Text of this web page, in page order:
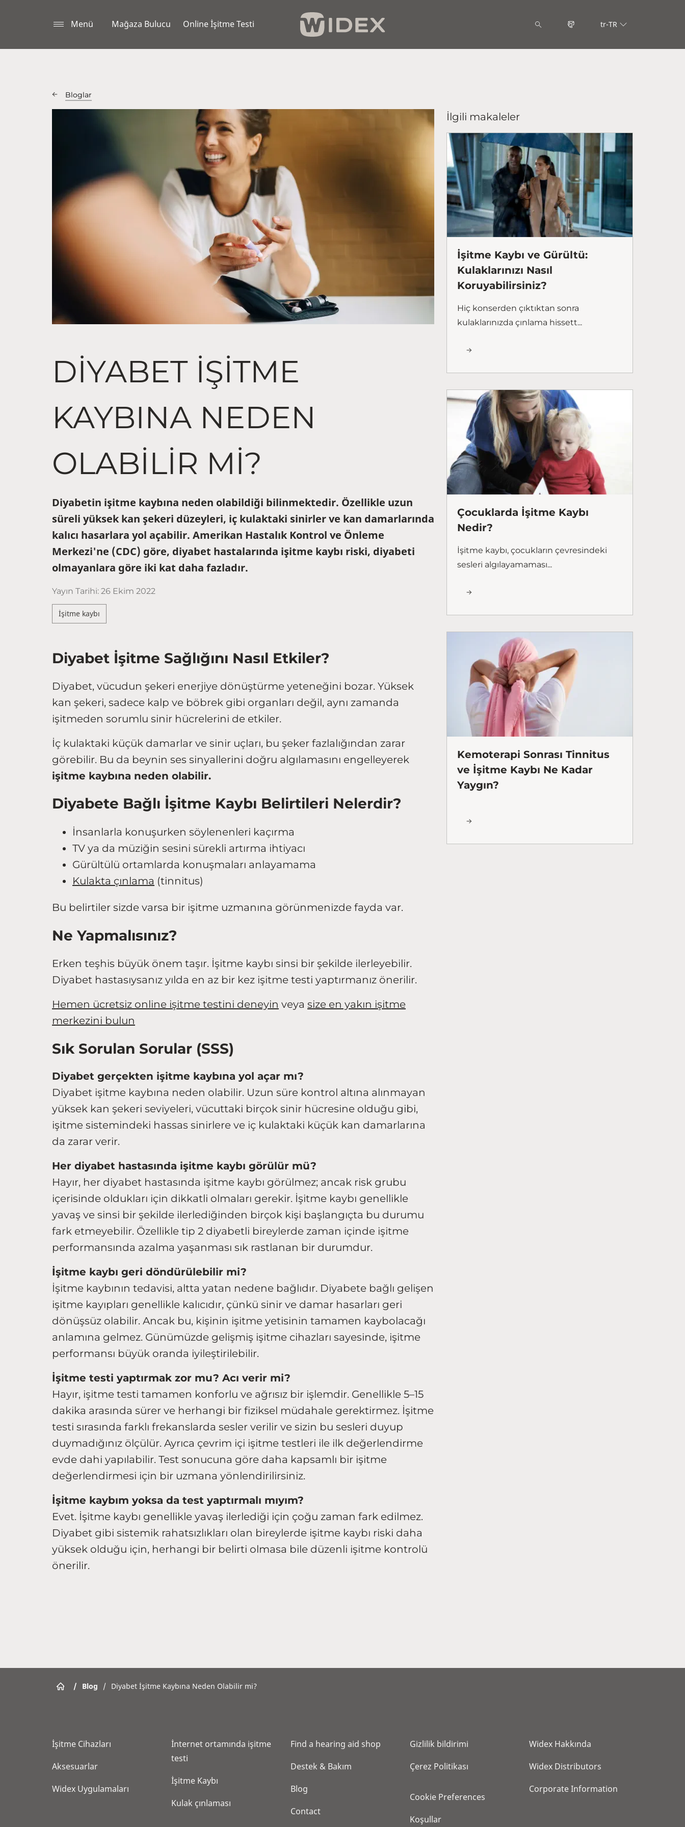
Menü Mağaza Bulucu Online İşitme Testi tr-TR
Bloglar
DIYABET İŞITME
KAYBINA NEDEN
OLABILIR MI?
Diyabetin işitme kaybına neden olabildiği bilinmektedir. Özellikle uzun
süreli yüksek kan şekeri düzeyleri, iç kulaktaki sinirler ve kan damarlarında
kalıcı hasarlara yol açabilir. Amerikan Hastalık Kontrol ve Önleme
Merkezi'ne (CDC) göre, diyabet hastalarında işitme kaybı riski, diyabeti
olmayanlara göre iki kat daha fazladır.
Yayın Tarihi: 26 Ekim 2022
İşitme kaybı
Diyabet İşitme Sağlığını Nasıl Etkiler?
Diyabet, vücudun şekeri enerjiye dönüştürme yeteneğini bozar. Yüksek
kan şekeri, sadece kalp ve böbrek gibi organları değil, aynı zamanda
işitmeden sorumlu sinir hücrelerini de etkiler.
İç kulaktaki küçük damarlar ve sinir uçları, bu şeker fazlalığından zarar
görebilir. Bu da beynin ses sinyallerini doğru algılamasını engelleyerek
işitme kaybına neden olabilir.
Diyabete Bağlı İşitme Kaybı Belirtileri Nelerdir?
İnsanlarla konuşurken söylenenleri kaçırma
TV ya da müziğin sesini sürekli artırma ihtiyacı
Gürültülü ortamlarda konuşmaları anlayamama
Kulakta çınlama (tinnitus)
Bu belirtiler sizde varsa bir işitme uzmanına görünmenizde fayda var.
Ne Yapmalısınız?
Erken teşhis büyük önem taşır. İşitme kaybı sinsi bir şekilde ilerleyebilir.
Diyabet hastasıysanız yılda en az bir kez işitme testi yaptırmanız önerilir.
Hemen ücretsiz online işitme testini deneyin veya size en yakın işitme
merkezini bulun
Sık Sorulan Sorular (SSS)
Diyabet gerçekten işitme kaybına yol açar mı?
Diyabet işitme kaybına neden olabilir. Uzun süre kontrol altına alınmayan
yüksek kan şekeri seviyeleri, vücuttaki birçok sinir hücresine olduğu gibi,
işitme sistemindeki hassas sinirlere ve iç kulaktaki küçük kan damarlarına
da zarar verir.
Her diyabet hastasında işitme kaybı görülür mü?
Hayır, her diyabet hastasında işitme kaybı görülmez; ancak risk grubu
içerisinde oldukları için dikkatli olmaları gerekir. İşitme kaybı genellikle
yavaş ve sinsi bir şekilde ilerlediğinden birçok kişi başlangıçta bu durumu
fark etmeyebilir. Özellikle tip 2 diyabetli bireylerde zaman içinde işitme
performansında azalma yaşanması sık rastlanan bir durumdur.
İşitme kaybı geri döndürülebilir mi?
İşitme kaybının tedavisi, altta yatan nedene bağlıdır. Diyabete bağlı gelişen
işitme kayıpları genellikle kalıcıdır, çünkü sinir ve damar hasarları geri
dönüşsüz olabilir. Ancak bu, kişinin işitme yetisinin tamamen kaybolacağı
anlamına gelmez. Günümüzde gelişmiş işitme cihazları sayesinde, işitme
performansı büyük oranda iyileştirilebilir.
İşitme testi yaptırmak zor mu? Acı verir mi?
Hayır, işitme testi tamamen konforlu ve ağrısız bir işlemdir. Genellikle 5–15
dakika arasında sürer ve herhangi bir fiziksel müdahale gerektirmez. İşitme
testi sırasında farklı frekanslarda sesler verilir ve sizin bu sesleri duyup
duymadığınız ölçülür. Ayrıca çevrim içi işitme testleri ile ilk değerlendirme
evde dahi yapılabilir. Test sonucuna göre daha kapsamlı bir işitme
değerlendirmesi için bir uzmana yönlendirilirsiniz.
İşitme kaybım yoksa da test yaptırmalı mıyım?
Evet. İşitme kaybı genellikle yavaş ilerlediği için çoğu zaman fark edilmez.
Diyabet gibi sistemik rahatsızlıkları olan bireylerde işitme kaybı riski daha
yüksek olduğu için, herhangi bir belirti olmasa bile düzenli işitme kontrolü
önerilir.
İlgili makaleler
İşitme Kaybı ve Gürültü:
Kulaklarınızı Nasıl
Koruyabilirsiniz?
Hiç konserden çıktıktan sonra
kulaklarınızda çınlama hissett...
Çocuklarda İşitme Kaybı
Nedir?
İşitme kaybı, çocukların çevresindeki
sesleri algılayamaması...
Kemoterapi Sonrası Tinnitus
ve İşitme Kaybı Ne Kadar
Yaygın?
/ Blog / Diyabet İşitme Kaybına Neden Olabilir mi?
İşitme Cihazları
Aksesuarlar
Widex Uygulamaları
İnternet ortamında işitme
testi
İşitme Kaybı
Kulak çınlaması
Find a hearing aid shop
Destek & Bakım
Blog
Contact
Gi̇zli̇li̇k bi̇ldi̇ri̇mi̇
Çerez Politikası
Cookie Preferences
Koşullar
Widex Hakkında
Widex Distributors
Corporate Information